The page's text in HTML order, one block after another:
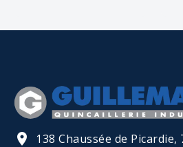
138 Chaussée de Picardie,